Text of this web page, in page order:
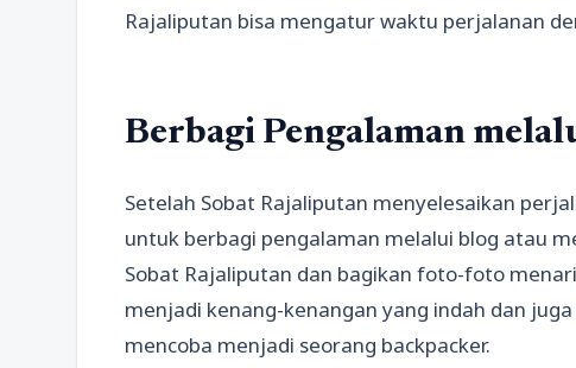
Rajaliputan bisa mengatur waktu perjalanan
Berbagi Pengalaman
Setelah Sobat Rajaliputan menyelesaikan
untuk berbagi pengalaman melalui blog atau
Sobat Rajaliputan dan bagikan foto-foto
menjadi kenang-kenangan yang indah dan
mencoba menjadi seorang backpacker.